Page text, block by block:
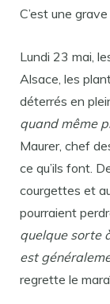
C’est une
Lundi 23 mai,
Alsace, les
déterrés en
quand même
Maurer, chef
ce qu’ils font.
courgettes et
pourraient
quelque sorte
est
regrette le